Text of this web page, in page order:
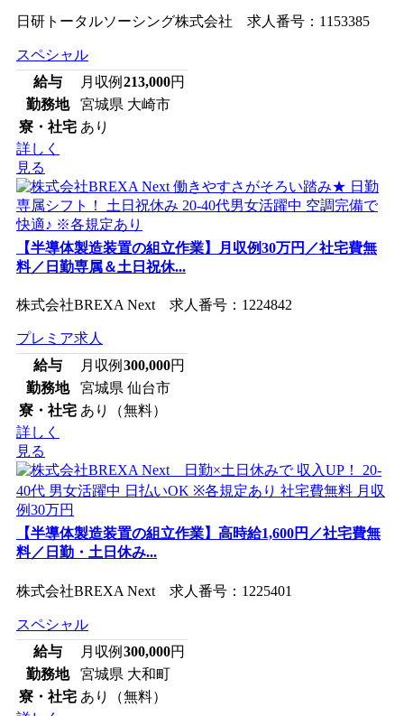
日研トータルソーシング株式会社 求人番号：1153385
スペシャル
給与
月収例 213,000円
勤務地
宮城県 大崎市
寮・社宅 あり
詳しく
見る
【半導体製造装置の組立作業】月収例30万円／社宅費無
料／日勤専属＆土日祝休...
株式会社BREXA Next 求人番号：1224842
プレミア求人
給与
月収例 300,000円
勤務地
宮城県 仙台市
寮・社宅 あり（無料）
詳しく
見る
【半導体製造装置の組立作業】高時給1,600円／社宅費無
料／日勤・土日休み...
株式会社BREXA Next 求人番号：1225401
スペシャル
給与
月収例 300,000円
勤務地
宮城県 大和町
寮・社宅 あり（無料）